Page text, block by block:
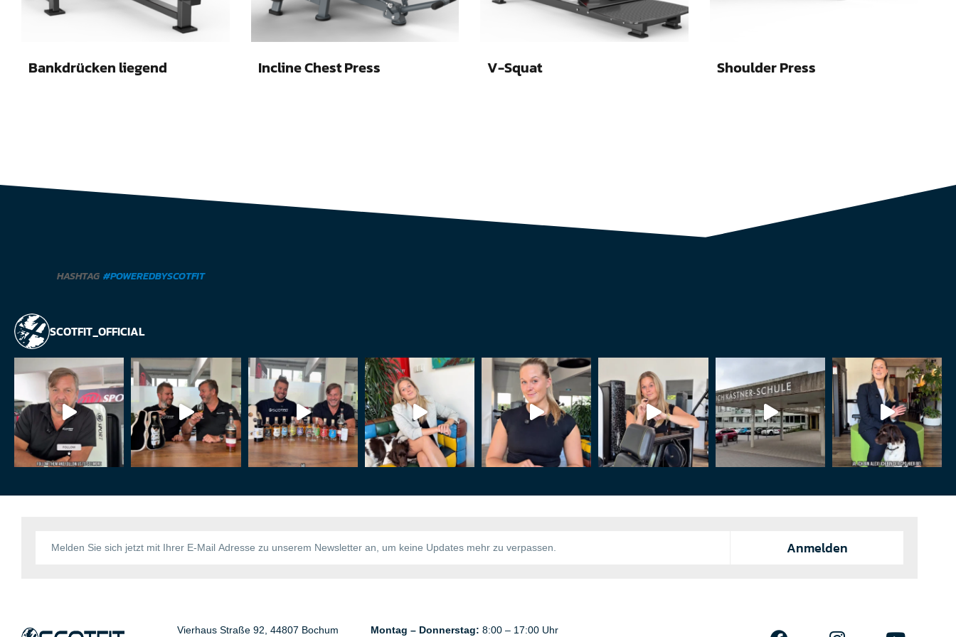
Bankdrücken liegend Incline Chest Press V-Squat Shoulder Press
HASHTAG #POWEREDBYSCOTFIT
SCOTFIT_OFFICIAL
Anmelden
Vierhaus Straße 92, 44807 Bochum Montag – Donnerstag: 8:00 – 17:00 Uhr